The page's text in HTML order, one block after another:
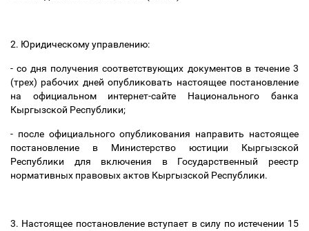
2. Юридическому управлению:
- со дня получения соответствующих документов в течение 3
(трех) рабочих дней опубликовать настоящее постановление
на официальном интернет-сайте Национального банка
Кыргызской Республики;
- после официального опубликования направить настоящее
постановление в Министерство юстиции Кыргызской
Республики для включения в Государственный реестр
нормативных правовых актов Кыргызской Республики.
3. Настоящее постановление вступает в силу по истечении 15